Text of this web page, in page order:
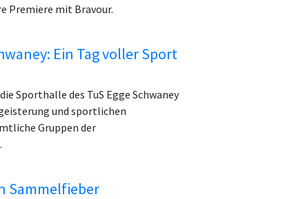
Premiere mit Bravour.
Ein Tag voller Sport
Sporthalle des TuS Egge Schwaney
und sportlichen
Gruppen der
Sammelfieber